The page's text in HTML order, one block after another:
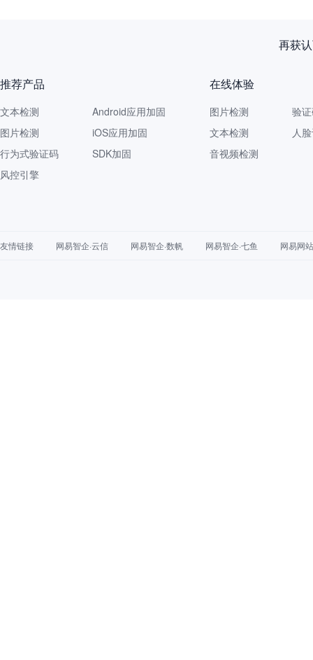
再获
推荐产品
文本检测
图片检测
行为式验证码
风控引擎
Android应用加固
iOS应用加固
SDK加固
在线体验
图片检测
文本检测
音视频检测
验
人
友情链接 网易智企·云信 网易智企·数帆 网易智企·七鱼 网易网